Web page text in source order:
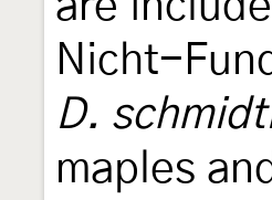
Nicht-
D.
maples